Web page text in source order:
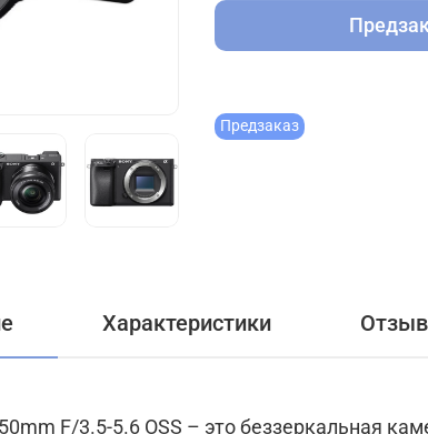
Предзаказ
Характеристики
F/3.5-5.6 OSS – это беззеркальная